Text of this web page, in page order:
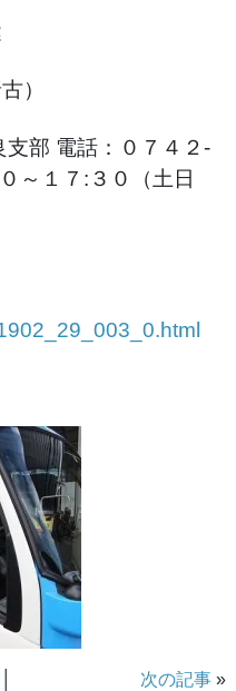
）
支部 電話：０７４２-
～１７:３０（土日
次の記事 »